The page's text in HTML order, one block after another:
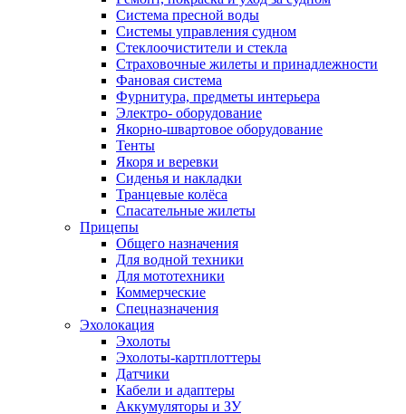
Система пресной воды
Системы управления судном
Стеклоочистители и стекла
Страховочные жилеты и принадлежности
Фановая система
Фурнитура, предметы интерьера
Электро- оборудование
Якорно-швартовое оборудование
Тенты
Якоря и веревки
Сиденья и накладки
Транцевые колёса
Спасательные жилеты
Прицепы
Общего назначения
Для водной техники
Для мототехники
Коммерческие
Спецназначения
Эхолокация
Эхолоты
Эхолоты-картплоттеры
Датчики
Кабели и адаптеры
Аккумуляторы и ЗУ